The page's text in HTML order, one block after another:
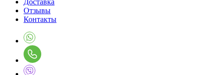
Доставка
Отзывы
Контакты